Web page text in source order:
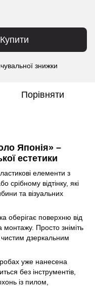
Купити
знижки
Порівняти
Японія» –
естетики
елементи з
срібному відтінку, які
та візуальних
оберігає поверхню від
Просто зніміть
чистим дзеркальним
уже нанесена
без інструментів,
із пилом,